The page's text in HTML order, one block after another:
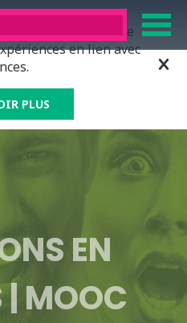
ceux qui ont soif de
en lien avec
PLUS
EN
| MOOC